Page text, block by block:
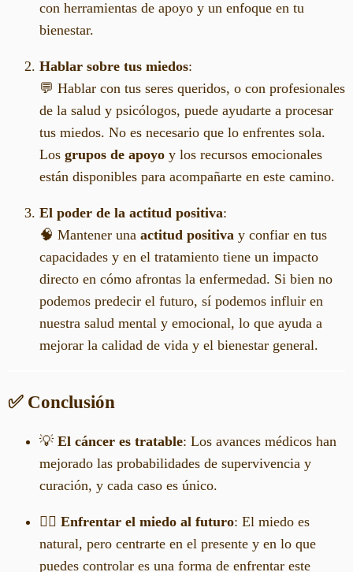
con herramientas de apoyo y un enfoque en tu
bienestar.
Hablar sobre tus miedos:
💬 Hablar con tus seres queridos, o con profesionales
de la salud y psicólogos, puede ayudarte a procesar
tus miedos. No es necesario que lo enfrentes sola.
Los grupos de apoyo y los recursos emocionales
están disponibles para acompañarte en este camino.
El poder de la actitud positiva:
🧠 Mantener una actitud positiva y confiar en tus
capacidades y en el tratamiento tiene un impacto
directo en cómo afrontas la enfermedad. Si bien no
podemos predecir el futuro, sí podemos influir en
nuestra salud mental y emocional, lo que ayuda a
mejorar la calidad de vida y el bienestar general.
✅ Conclusión
💡 El cáncer es tratable: Los avances médicos han
mejorado las probabilidades de supervivencia y
curación, y cada caso es único.
🧘‍♀️ Enfrentar el miedo al futuro: El miedo es
natural, pero centrarte en el presente y en lo que
puedes controlar es una forma de enfrentar este